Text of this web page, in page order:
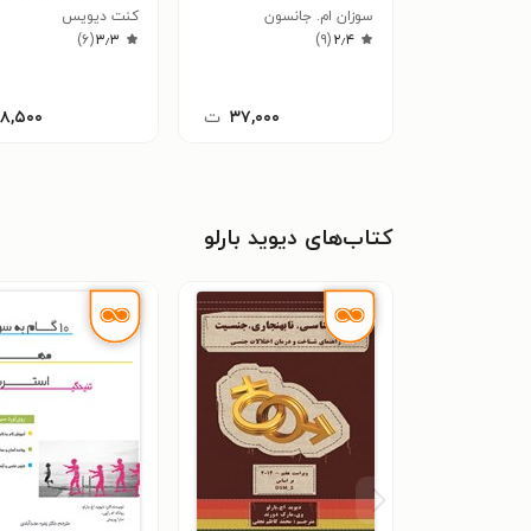
سوزان ام. جانسون
۲٫۴(۹)
۳۷,۰۰۰ ت
درمانی
کنت دیویس
۳٫۳(۶)
کتاب‌های دیوید بارلو